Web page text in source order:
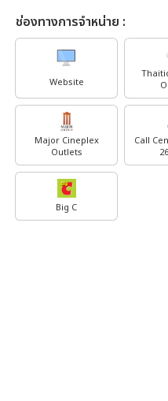
ช่องทางการจำหน่าย :
Website
Major Cineplex
Outlets
Call
Big C